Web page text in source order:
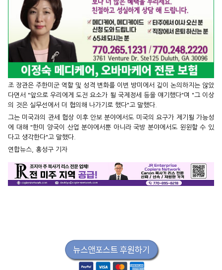
조 장관은 주한미군 역할 및 성격 변화를 이번 방미에서 깊이 논의하지는 않았
다면서 "앞으로 우리에게 도전 요소가 될 국제정세 등을 얘기했다"며 "그 이상
의 것은 실무선에서 더 협의해 나가기로 했다"고 말했다.
그는 미국과의 관세 협상 이후 안보 분야에서도 미국의 요구가 제기될 가능성
에 대해 "한미 양국이 산업 분야에서뿐 아니라 국방 분야에서도 윈윈할 수 있
다고 생각한다"고 말했다.
연합뉴스, 홍성구 기자